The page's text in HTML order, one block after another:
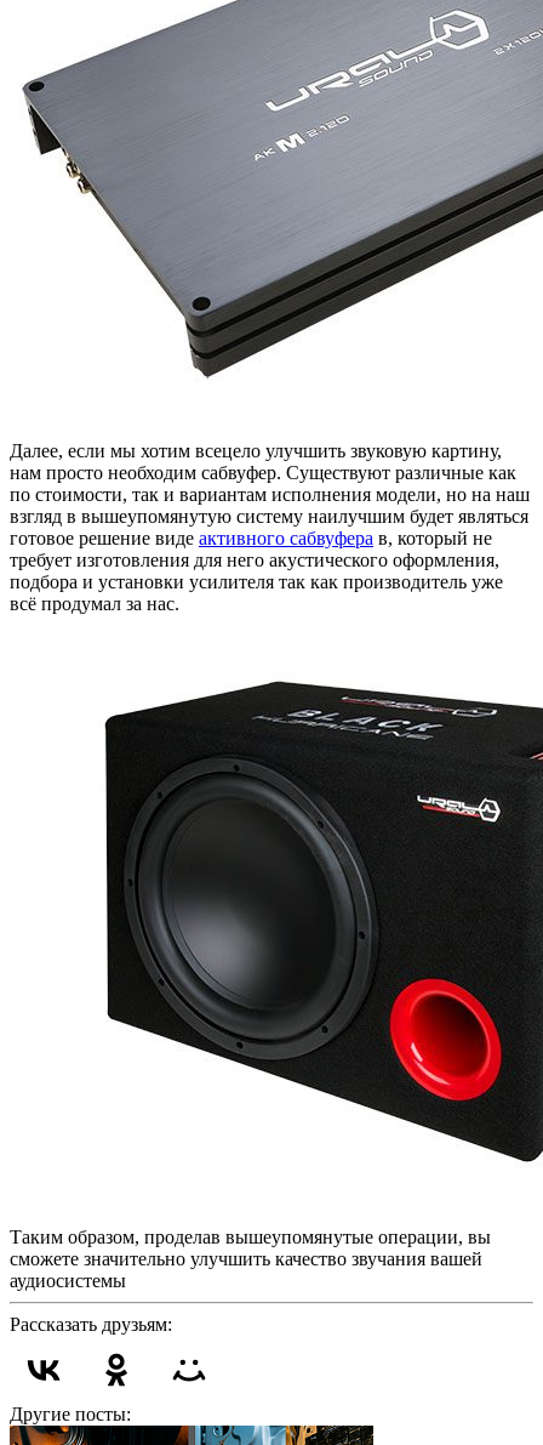
Далее, если мы хотим всецело улучшить звуковую картину,
нам просто необходим сабвуфер. Существуют различные как
по стоимости, так и вариантам исполнения модели, но на наш
взгляд в вышеупомянутую систему наилучшим будет являться
готовое решение виде активного сабвуфера в, который не
требует изготовления для него акустического оформления,
подбора и установки усилителя так как производитель уже
всё продумал за нас.
Таким образом, проделав вышеупомянутые операции, вы
сможете значительно улучшить качество звучания вашей
аудиосистемы
Рассказать друзьям:
Другие посты: